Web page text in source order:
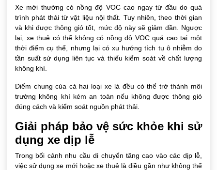
Xe mới thường có nồng độ VOC cao ngay từ đầu do quá
trình phát thải từ vật liệu nội thất. Tuy nhiên, theo thời gian
và khi được thông gió tốt, mức độ này sẽ giảm dần. Ngược
lại, xe thuê có thể không có nồng độ VOC quá cao tại một
thời điểm cụ thể, nhưng lại có xu hướng tích tụ ô nhiễm do
tần suất sử dụng liên tục và thiếu kiểm soát về chất lượng
không khí.
Điểm chung của cả hai loại xe là đều có thể trở thành môi
trường không khí kém an toàn nếu không được thông gió
đúng cách và kiểm soát nguồn phát thải.
Giải pháp bảo vệ sức khỏe khi sử
dụng xe dịp lễ
Trong bối cảnh nhu cầu di chuyển tăng cao vào các dịp lễ,
việc sử dụng xe mới hoặc xe thuê là điều gần như không thể